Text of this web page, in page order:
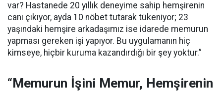
var? Hastanede 20 yıllık deneyime sahip hemşirenin
canı çıkıyor, ayda 10 nöbet tutarak tükeniyor; 23
yaşındaki hemşire arkadaşımız ise idarede memurun
yapması gereken işi yapıyor. Bu uygulamanın hiç
kimseye, hiçbir kuruma kazandırdığı bir şey yoktur.”
“Memurun İşini Memur, Hemşirenin